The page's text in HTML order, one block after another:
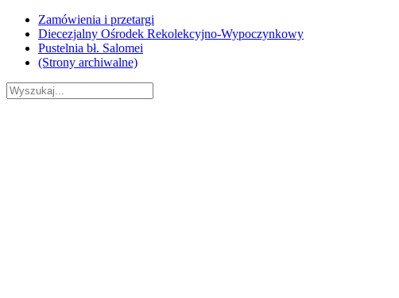
Skip
content
Zamówienia i przetargi
Diecezjalny Ośrodek Rekolekcyjno-Wypoczynkowy
Pustelnia bł. Salomei
(Strony archiwalne)